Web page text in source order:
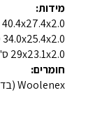
מידות:
40.4x27.4x2.0
34.0x25.4x2.0 ס"מ - 14 אינץ'
29x23.1x2.0 ס"מ - 11 אינץ'
חומרים:
Woolenex (בד עמיד ואיכותי)